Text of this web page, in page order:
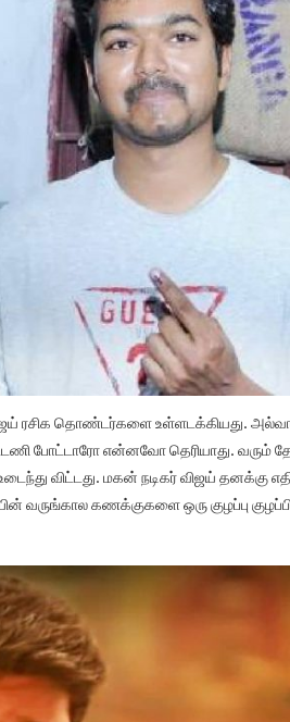
ரசிக தொண்டர்களை உள்ளடக்கியது.
போட்டாரோ என்னவோ தெரியாது. வரும்
விட்டது. மகன் நடிகர் விஜய் தனக்கு
வருங்கால கணக்குகளை ஒரு குழப்பு குழப்பி